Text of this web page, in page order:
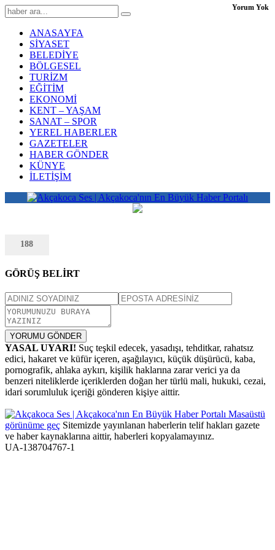
ANASAYFA
SİYASET
BELEDİYE
BÖLGESEL
TURİZM
EĞİTİM
EKONOMİ
KENT – YAŞAM
SANAT – SPOR
YEREL HABERLER
GAZETELER
HABER GÖNDER
KÜNYE
İLETİŞİM
188
GÖRÜŞ BELİRT
Yorum Yok
YORUMU GÖNDER
YASAL UYARI! Suç teşkil edecek, yasadışı, tehditkar, rahatsız
edici, hakaret ve küfür içeren, aşağılayıcı, küçük düşürücü, kaba,
pornografik, ahlaka aykırı, kişilik haklarına zarar verici ya da
benzeri niteliklerde içeriklerden doğan her türlü mali, hukuki, cezai,
idari sorumluluk içeriği gönderen kişiye aittir.
Masaüstü
görünüme geç Sitemizde yayınlanan haberlerin telif hakları gazete
ve haber kaynaklarına aittir, haberleri kopyalamayınız.
UA-138704767-1